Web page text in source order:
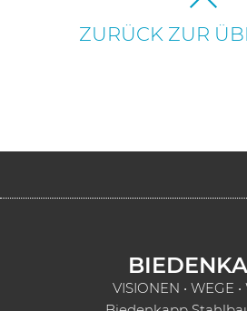
ZURÜCK ZUR
VISIONEN • WEGE •